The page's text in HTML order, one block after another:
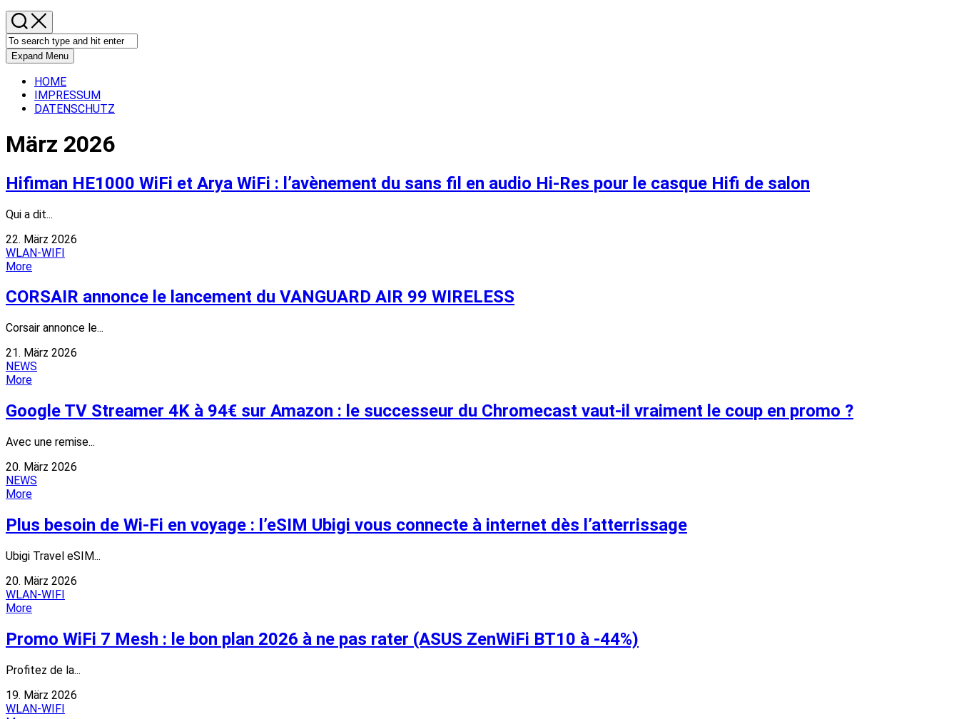
Expand Menu
HOME
IMPRESSUM
DATENSCHUTZ
März 2026
Hifiman HE1000 WiFi et Arya WiFi : l’avènement du sans fil en audio Hi-Res pour le casque Hifi de salon
Qui a dit...
22. März 2026
WLAN-WIFI
More
CORSAIR annonce le lancement du VANGUARD AIR 99 WIRELESS
Corsair annonce le...
21. März 2026
NEWS
More
Google TV Streamer 4K à 94€ sur Amazon : le successeur du Chromecast vaut-il vraiment le coup en promo ?
Avec une remise...
20. März 2026
NEWS
More
Plus besoin de Wi-Fi en voyage : l’eSIM Ubigi vous connecte à internet dès l’atterrissage
Ubigi Travel eSIM...
20. März 2026
WLAN-WIFI
More
Promo WiFi 7 Mesh : le bon plan 2026 à ne pas rater (ASUS ZenWiFi BT10 à -44%)
Profitez de la...
19. März 2026
WLAN-WIFI